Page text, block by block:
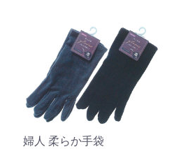
婦人 柔らか手袋